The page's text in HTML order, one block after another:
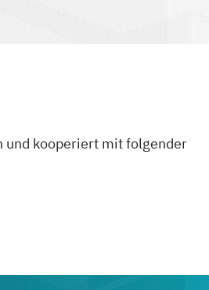
und kooperiert mit folgender